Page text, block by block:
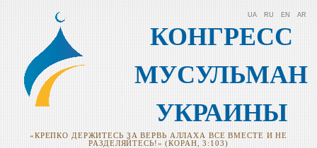
КОНГРЕСС
МУСУЛЬМАН
УКРАИНЫ
«КРЕПКО ДЕРЖИТЕСЬ ЗА ВЕРВЬ АЛЛАХА ВСЕ ВМЕСТЕ И НЕ
РАЗДЕЛЯЙТЕСЬ!» (КОРАН, 3:103)
UA RU EN AR